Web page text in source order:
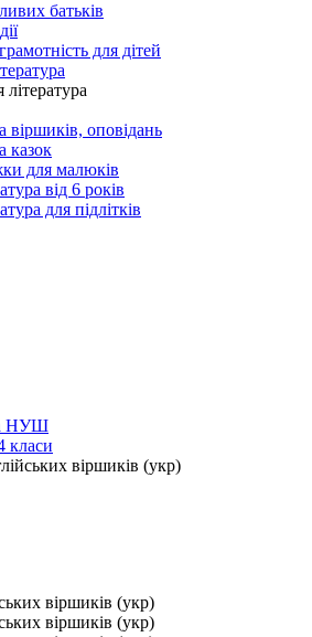
батьків
для дітей
віршиків, оповідань
казок
для малюків
від 6 років
для підлітків
НУШ
класи
віршиків (укр)